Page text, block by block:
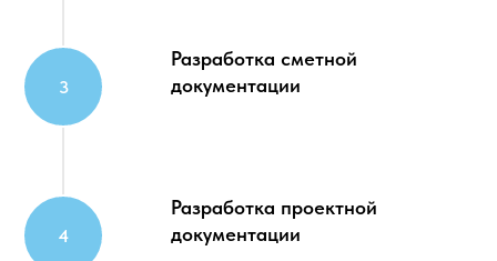
Разработка сметной
документации
Разработка проектной
документации